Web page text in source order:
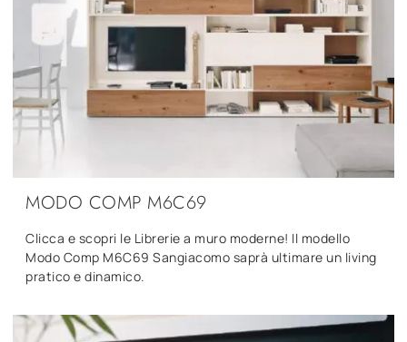
MODO COMP M6C69
Clicca e scopri le Librerie a muro moderne! Il modello
Modo Comp M6C69 Sangiacomo saprà ultimare un living
pratico e dinamico.